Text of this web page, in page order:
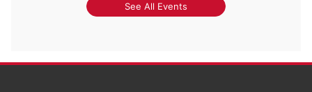
See All Events